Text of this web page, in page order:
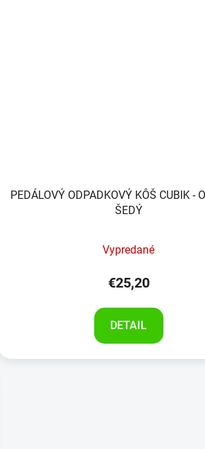
PEDÁLOVÝ ODPADKOVÝ KÔŠ CUBIK -
ŠEDÝ
Vypredané
€25,20
DETAIL